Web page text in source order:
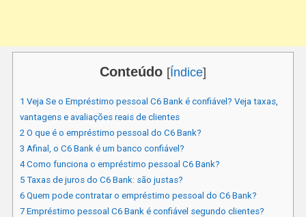
Conteúdo [Índice]
1 Veja Se o Empréstimo pessoal C6 Bank é confiável? Veja taxas,
vantagens e avaliações reais de clientes
2 O que é o empréstimo pessoal do C6 Bank?
3 Afinal, o C6 Bank é um banco confiável?
4Como funciona o empréstimo pessoal C6 Bank?
5Taxas de juros do C6 Bank: são justas?
6Quem pode contratar o empréstimo pessoal do C6 Bank?
7Empréstimo pessoal C6 Bank é confiável segundo clientes?